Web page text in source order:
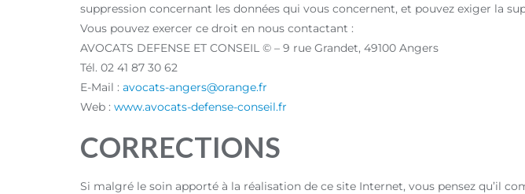
suppression concernant les données qui vous concernent, et pouvez exiger la
Vous pouvez exercer ce droit en nous contactant :
AVOCATS DEFENSE ET CONSEIL © – 9 rue Grandet, 49100 Angers
Tél. 02 41 87 30 62
E-Mail : avocats-angers@orange.fr
Web : www.avocats-defense-conseil.fr
CORRECTIONS
Si malgré le soin apporté à la réalisation de ce site Internet, vous pensez qu’il